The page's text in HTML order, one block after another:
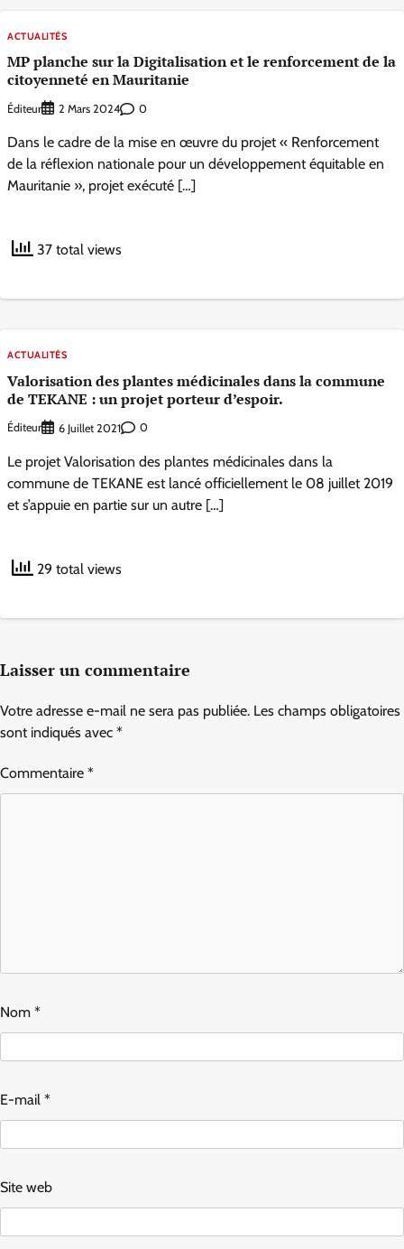
ACTUALITÉS
MP planche sur la Digitalisation et le renforcement de la
citoyenneté en Mauritanie
Éditeur 2 Mars 2024 0
Dans le cadre de la mise en œuvre du projet « Renforcement
de la réflexion nationale pour un développement équitable en
Mauritanie », projet exécuté […]
37 total views
ACTUALITÉS
Valorisation des plantes médicinales dans la commune
de TEKANE : un projet porteur d’espoir.
Éditeur 6 Juillet 2021 0
Le projet Valorisation des plantes médicinales dans la
commune de TEKANE est lancé officiellement le 08 juillet 2019
et s’appuie en partie sur un autre […]
29 total views
Laisser un commentaire
Votre adresse e-mail ne sera pas publiée. Les champs obligatoires
sont indiqués avec *
Commentaire *
Nom *
E-mail *
Site web